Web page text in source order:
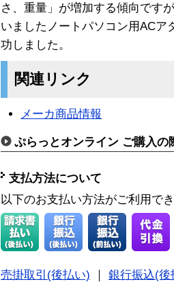
さ、重量」が増加する傾向です
いましたノートパソコン用ACア
功しました。
関連リンク
メーカ商品情報
ぷらっとオンライン ご購入の
支払方法について
以下のお支払い方法がご利用で
売掛取引(後払い)
銀行振込(後